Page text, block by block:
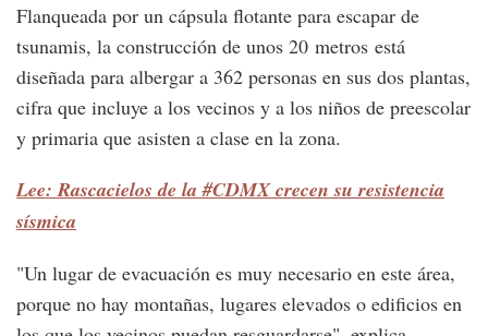
Flanqueada por un cápsula flotante para escapar de
tsunamis, la construcción de unos 20 metros está
diseñada para albergar a 362 personas en sus dos plantas,
cifra que incluye a los vecinos y a los niños de preescolar
y primaria que asisten a clase en la zona.
Lee: Rascacielos de la #CDMX crecen su resistencia
sísmica
"Un lugar de evacuación es muy necesario en este área,
porque no hay montañas, lugares elevados o edificios en